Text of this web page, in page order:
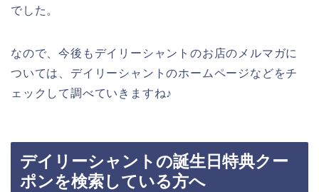
でした。
なので、今後もデイリーシャントのお店のメルマガに
ついては、デイリーシャントのホームページなどをチ
ェックして調べていきますね♪
デイリーシャントの誕生日特典クー
ポンを検索している方へ